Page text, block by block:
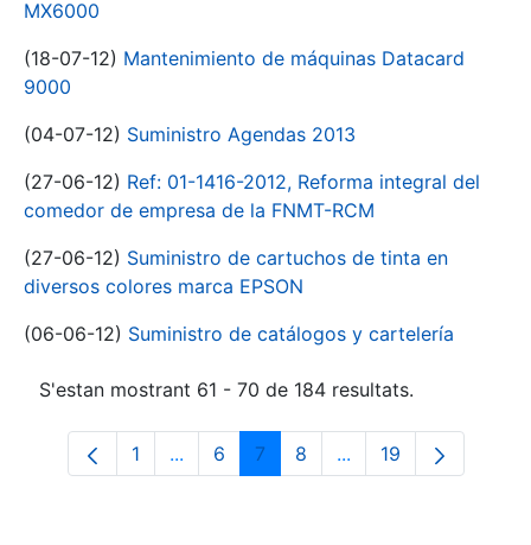
MX6000
(18-07-12) Mantenimiento de máquinas Datacard
9000
(04-07-12) Suministro Agendas 2013
(27-06-12) Ref: 01-1416-2012, Reforma integral del
comedor de empresa de la FNMT-RCM
(27-06-12) Suministro de cartuchos de tinta en
diversos colores marca EPSON
(06-06-12) Suministro de catálogos y cartelería
S'estan mostrant 61 - 70 de 184 resultats.
Pàgina
1 ...Pàgines intermèdies Utilitzeu TAB per
Pàgina
6 Pàgina
7 Pàgina
8 ...PàginesPàgina
19